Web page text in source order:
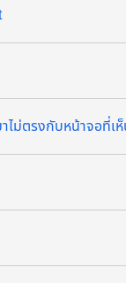
ไม่ตรงกับหน้าจอที่เ